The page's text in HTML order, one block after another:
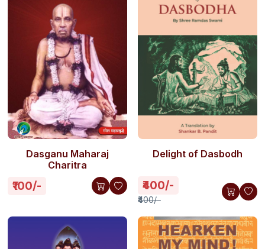
Dasganu Maharaj
Charitra
₹100/-
Delight of Dasbodh
₹400/-
₹400/-